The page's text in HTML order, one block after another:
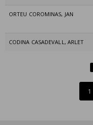
ORTEU COROMINAS, JAN
CODINA CASADEVALL, ARLET
1